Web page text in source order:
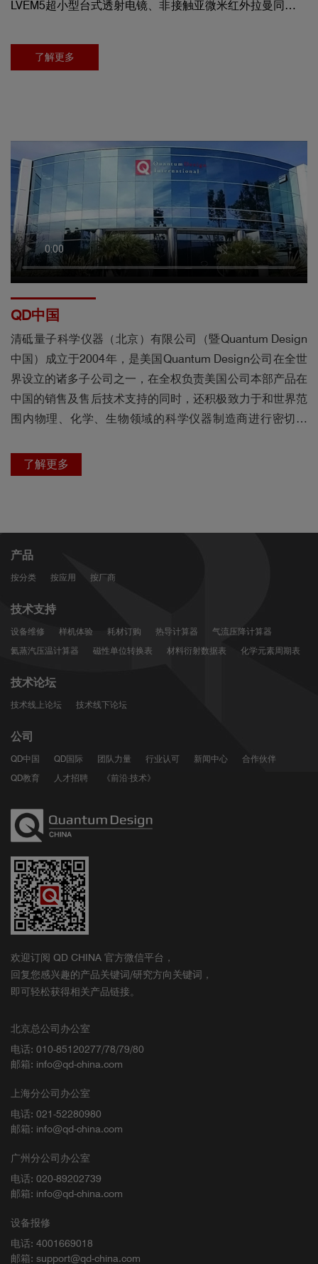
LVEM5超小型台式透射电镜、非接触亚微米红外拉曼同步测
模光刻机、高光谱成像系统、小型热电转换测量系统等。
了解更多
QD中国
清砥量子科学仪器（北京）有限公司（暨Quantum Design
中国）成立于2004年，是美国Quantum Design公司在全世
界设立的诸多子公司之一，在全权负责美国公司本部产品在
中国的销售及售后技术支持的同时，还积极致力于和世界范
围内物理、化学、生物领域的科学仪器制造商进行密切合
助力中国科学家的项目研究和发展。
了解更多
产品
按分类 按应用 按厂商
技术支持
设备维修 样机体验 耗材订购 热导计算器
气流压降计算器
氦蒸汽压温计算器
磁性单位转换表 材料衍射数据表 化学元素周期表
技术论坛
技术线上论坛 技术线下论坛
公司
QD中国 QD国际 团队力量 行业认可 新闻中心
合作伙伴
QD教育
人才招聘 《前沿·技术》
欢迎订阅 QD CHINA 官方微信平台，
回复您感兴趣的产品关键词/研究方向关键词，
即可轻松获得相关产品链接。
北京总公司办公室
电话: 010-85120277/78/79/80
邮箱: info@qd-china.com
上海分公司办公室
电话: 021-52280980
邮箱: info@qd-china.com
广州分公司办公室
电话: 020-89202739
邮箱: info@qd-china.com
设备报修
电话: 4001669018
邮箱: support@qd-china.com